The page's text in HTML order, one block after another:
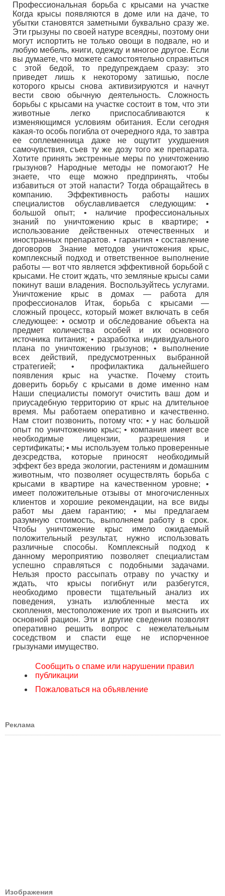
Профессиональная борьба с крысами на участке
Когда крысы появляются в доме или на даче, то
убытки становятся заметными буквально сразу же.
Эти грызуны по своей натуре всеядны, поэтому они
могут испортить не только овощи в подвале, но и
любую мебель, книги, одежду и многое другое. Если
вы думаете, что можете самостоятельно справиться
с этой бедой, то предупреждаем сразу: это
приведет лишь к некоторому затишью, после
которого крысы снова активизируются и начнут
вести свою обычную деятельность. Сложность
борьбы с крысами на участке состоит в том, что эти
животные легко приспосабливаются к
изменяющимся условиям обитания. Если сегодня
какая-то особь погибла от очередного яда, то завтра
ее соплеменница даже не ощутит ухудшения
самочувствия, съев ту же дозу того же препарата.
Хотите принять экстренные меры по уничтожению
грызунов? Народные методы не помогают? Не
знаете, что еще можно предпринять, чтобы
избавиться от этой напасти? Тогда обращайтесь в
компанию. Эффективность работы наших
специалистов обуславливается следующим: •
большой опыт; • наличие профессиональных
знаний по уничтожению крыс в квартире; •
использование действенных отечественных и
иностранных препаратов. • гарантия • составление
договоров Знание методов уничтожения крыс,
комплексный подход и ответственное выполнение
работы — вот что является эффективной борьбой с
крысами. Не стоит ждать, что земляные крысы сами
покинут ваши владения. Воспользуйтесь услугами.
Уничтожение крыс в домах — работа для
профессионалов Итак, борьба с крысами —
сложный процесс, который может включать в себя
следующее: • осмотр и обследование объекта на
предмет количества особей и их основного
источника питания; • разработка индивидуального
плана по уничтожению грызунов; • выполнение
всех действий, предусмотренных выбранной
стратегией; • профилактика дальнейшего
появления крыс на участке. Почему стоить
доверить борьбу с крысами в доме именно нам
Наши специалисты помогут очистить ваш дом и
приусадебную территорию от крыс на длительное
время. Мы работаем оперативно и качественно.
Нам стоит позвонить, потому что: • у нас большой
опыт по уничтожению крыс; • компания имеет все
необходимые лицензии, разрешения и
сертификаты; • мы используем только проверенные
дезсредства, которые приносят необходимый
эффект без вреда экологии, растениям и домашним
животным, что позволяет осуществлять борьба с
крысами в квартире на качественном уровне; •
имеет положительные отзывы от многочисленных
клиентов и хорошие рекомендации, на все виды
работ мы даем гарантию; • мы предлагаем
разумную стоимость, выполняем работу в срок.
Чтобы уничтожение крыс имело ожидаемый
положительный результат, нужно использовать
различные способы. Комплексный подход к
данному мероприятию позволяет специалистам
успешно справляться с подобными задачами.
Нельзя просто рассыпать отраву по участку и
ждать, что крысы погибнут или разбегутся,
необходимо провести тщательный анализ их
поведения, узнать излюбленные места их
скопления, местоположение их троп и выяснить их
основной рацион. Эти и другие сведения позволят
оперативно решить вопрос с нежелательным
соседством и спасти еще не испорченное
грызунами имущество.
Сообщить о спаме или нарушении правил
публикации
Пожаловаться на объявление
Реклама
Изображения